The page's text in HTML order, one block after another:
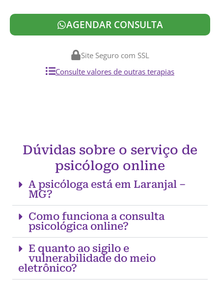
AGENDAR CONSULTA
Site Seguro com SSL
Consulte valores de outras terapias
Dúvidas sobre o serviço de
psicólogo online
A psicóloga está em Laranjal –
MG?
Como funciona a consulta
psicológica online?
E quanto ao sigilo e
vulnerabilidade do meio
eletrônico?